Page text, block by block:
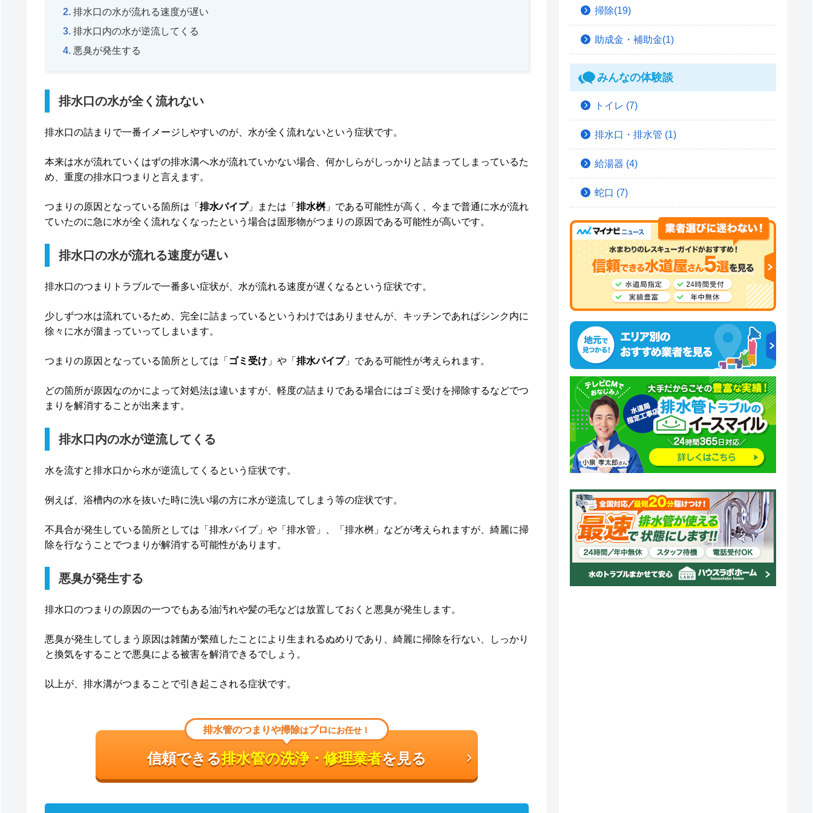
排水口の水が流れる速度が遅い
排水口内の水が逆流してくる
悪臭が発生する
排水口の水が全く流れない
排水口の詰まりで一番イメージしやすいのが、水が全く流れないという症状です。
本来は水が流れていくはずの排水溝へ水が流れていかない場合、何かしらがしっかりと詰まってしまっているた
め、重度の排水口つまりと言えます。
つまりの原因となっている箇所は「 排水パイプ」または「 排水桝」である可能性が高く、今まで普通に水が流れ
ていたのに急に水が全く流れなくなったという場合は固形物がつまりの原因である可能性が高いです。
排水口の水が流れる速度が遅い
排水口のつまりトラブルで一番多い症状が、水が流れる速度が遅くなるという症状です。
少しずつ水は流れているため、完全に詰まっているというわけではありませんが、キッチンであればシンク内に
徐々に水が溜まっていってしまいます。
つまりの原因となっている箇所としては「 ゴミ受け」や「 排水パイプ」である可能性が考えられます。
どの箇所が原因なのかによって対処法は違いますが、軽度の詰まりである場合にはゴミ受けを掃除するなどでつ
まりを解消することが出来ます。
排水口内の水が逆流してくる
水を流すと排水口から水が逆流してくるという症状です。
例えば、浴槽内の水を抜いた時に洗い場の方に水が逆流してしまう等の症状です。
不具合が発生している箇所としては「排水パイプ」や「排水管」、「排水桝」などが考えられますが、綺麗に掃
除を行なうことでつまりが解消する可能性があります。
悪臭が発生する
排水口のつまりの原因の一つでもある油汚れや髪の毛などは放置しておくと悪臭が発生します。
悪臭が発生してしまう原因は雑菌が繁殖したことにより生まれるぬめりであり、綺麗に掃除を行ない、しっかり
と換気をすることで悪臭による被害を解消できるでしょう。
以上が、排水溝がつまることで引き起こされる症状です。
排水管のつまりや掃除はプロにお任せ！
信頼できる排水管の洗浄・修理業者を見る
掃除(19)
助成金・補助金(1)
みんなの体験談
トイレ (7)
排水口・排水管 (1)
給湯器 (4)
蛇口 (7)